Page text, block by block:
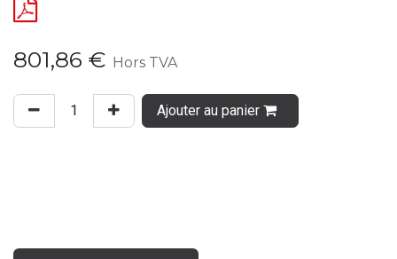
801,86 € Hors TVA
Ajouter au panier